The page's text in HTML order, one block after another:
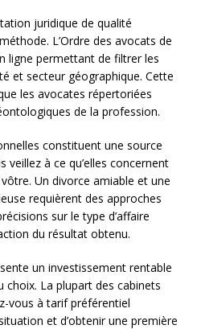
juridique de qualité
L’Ordre des avocats de
ligne permettant de filtrer les
et secteur géographique. Cette
les avocates répertoriées
de la profession.
constituent une source
veillez à ce qu’elles concernent
Un divorce amiable et une
requièrent des approches
sur le type d’affaire
du résultat obtenu.
un investissement rentable
choix. La plupart des cabinets
vous à tarif préférentiel
et d’obtenir une première